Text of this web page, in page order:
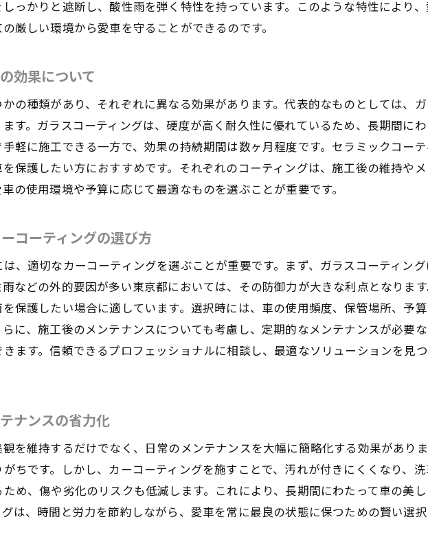
板橋区の顧客満足度を高めるサービス
板橋区での事例から学ぶコーティングの重要性
地域別に見るカーコーティングの利点
長期的な視点でのカーコーティングの経済的メリット
愛車を美しく保つためのカーコーティングの基礎知識
カーコーティングの基本的な仕組み
DIYでできるカーコーティングとその限界
プロのカーコーティングのプロセス解説
コーティングの持続時間とメンテナンス
基礎知識から学ぶ適切なコーティングの選び方
口コミ評価の活用法と注意点
訪問前に確認すべきショップの情報
コーティング保証の有無とその重要性
東京都内のレビューで高評価のショップ探し
っかりと遮断し、酸性雨を弾く特性を持っています。このような特性により
厳しい環境から愛車を守ることができるのです。
効果について
の種類があり、それぞれに異なる効果があります。代表的なものとしては、
す。ガラスコーティングは、硬度が高く耐久性に優れているため、長期間に
軽に施工できる一方で、効果の持続期間は数ヶ月程度です。セラミックコー
保護したい方におすすめです。それぞれのコーティングは、施工後の維持や
の使用環境や予算に応じて最適なものを選ぶことが重要です。
コーティングの選び方
、適切なカーコーティングを選ぶことが重要です。まず、ガラスコーティン
などの外的要因が多い東京都においては、その防御力が大きな利点となりま
保護したい場合に適しています。選択時には、車の使用頻度、保管場所、予
に、施工後のメンテナンスについても考慮し、定期的なメンテナンスが必要
ます。信頼できるプロフェッショナルに相談し、最適なソリューションを見
ナンスの省力化
を維持するだけでなく、日常のメンテナンスを大幅に簡略化する効果があり
ちです。しかし、カーコーティングを施すことで、汚れが付きにくくなり、
め、傷や劣化のリスクも低減します。これにより、長期間にわたって車の美
は、時間と労力を節約しながら、愛車を常に最良の状態に保つための賢い選択